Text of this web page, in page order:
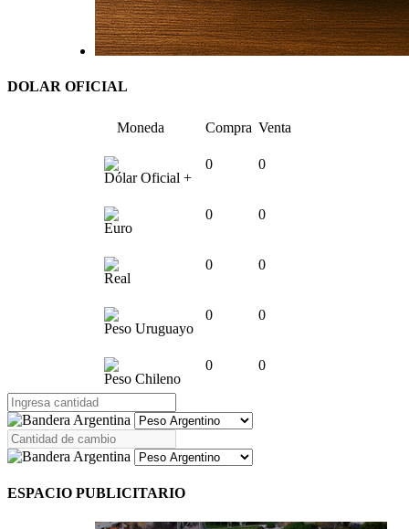
DOLAR OFICIAL
Moneda Compra Venta
Dólar Oficial +
0 0
Euro
0 0
Real
0 0
Peso Uruguayo
0 0
Peso Chileno
0 0
ESPACIO PUBLICITARIO